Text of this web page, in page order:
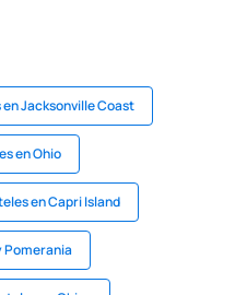
Jacksonville Coast
en Ohio
en Capri Island
Pomerania